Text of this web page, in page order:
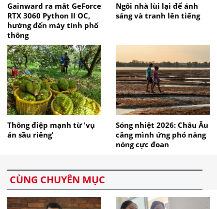
Gainward ra mắt GeForce
RTX 3060 Python II OC,
hướng đến máy tính phổ
thông
Ngôi nhà lùi lại để ánh
sáng và tranh lên tiếng
Thông điệp mạnh từ 'vụ
án sầu riêng'
Sóng nhiệt 2026: Châu Âu
căng mình ứng phó nắng
nóng cực đoan
CÙNG CHUYÊN MỤC